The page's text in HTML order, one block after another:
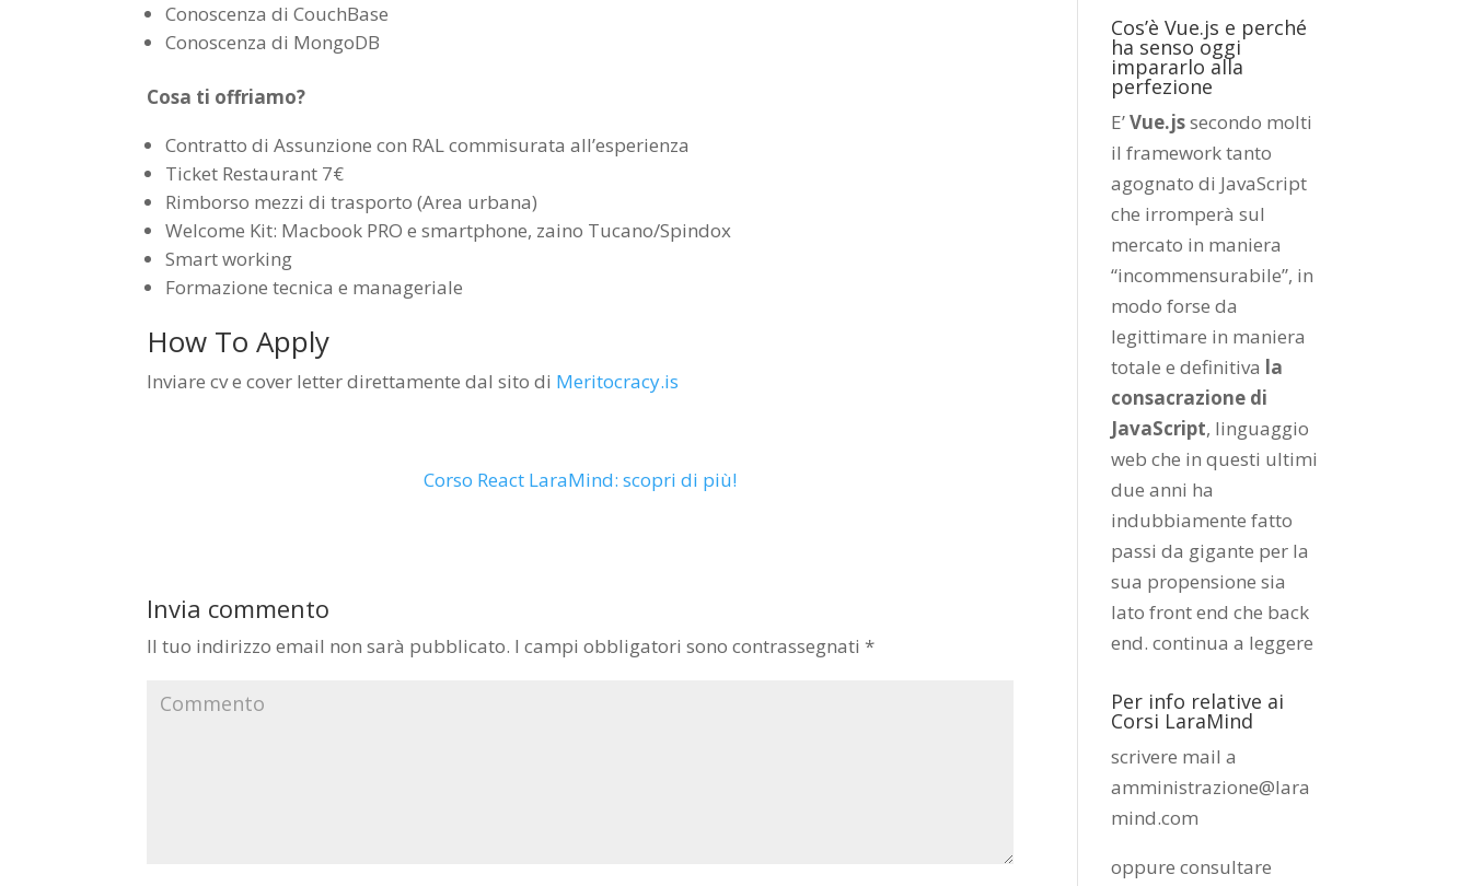
Conoscenza di CouchBase
Conoscenza di MongoDB
Cosa ti offriamo?
Contratto di Assunzione con RAL commisurata all’esperienza
Ticket Restaurant 7€​
Rimborso mezzi di trasporto (Area urbana)
Welcome Kit: Macbook PRO e smartphone, zaino Tucano/Spindox
Smart working
Formazione tecnica e manageriale
How To Apply
Inviare cv e cover letter direttamente dal sito di Meritocracy.is
Corso React LaraMind: scopri di più!
Invia commento
Il tuo indirizzo email non sarà pubblicato. I campi obbligatori sono contrassegnati *
Cos’è Vue.js e perché
ha senso oggi
impararlo alla
perfezione
E’Vue.jssecondo molti
il framework tanto
agognato di JavaScript
che irromperà sul
mercato in maniera
“incommensurabile”, in
modo forse da
legittimare in maniera
totale e definitiva la
consacrazione di
JavaScript, linguaggio
web che in questi ultimi
due anni ha
indubbiamente fatto
passi da gigante per la
sua propensione sia
lato front end che back
end.continua a leggere
Per info relative ai
Corsi LaraMind
scrivere mail a
amministrazione@lara
mind.com
oppure consultare